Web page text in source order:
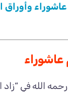
وأوراق
رحمه الله في